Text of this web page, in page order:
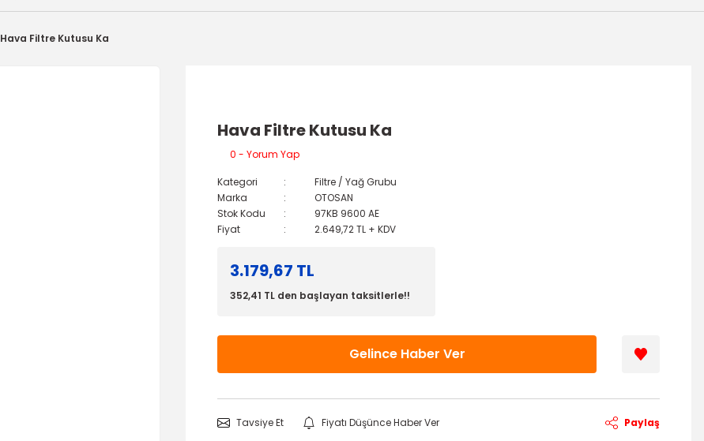
Hava Filtre Kutusu Ka
Hava Filtre Kutusu Ka
0 - Yorum Yap
Kategori
Filtre / Yağ Grubu
Marka
OTOSAN
Stok Kodu
97KB 9600 AE
Fiyat
2.649,72 TL + KDV
3.179,67 TL
352,41 TL den başlayan taksitlerle!!
Gelince Haber Ver
Tavsiye Et Fiyatı Düşünce Haber Ver Paylaş